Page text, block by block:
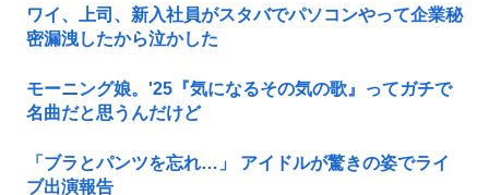
ワイ、上司、新入社員がスタバでパソコンやって企業秘
密漏洩したから泣かした
モーニング娘。'25『気になるその気の歌』ってガチで
名曲だと思うんだけど
「ブラとパンツを忘れ…」 アイドルが驚きの姿でライ
ブ出演報告